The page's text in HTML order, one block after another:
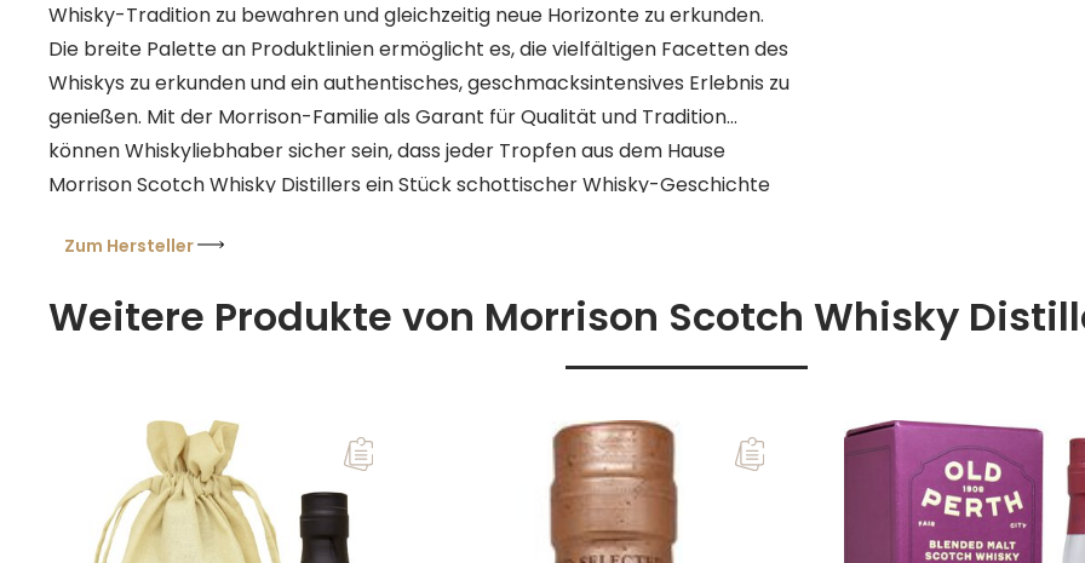
Whisky-Tradition zu bewahren und gleichzeitig neue Horizonte zu erkunden.
Die breite Palette an Produktlinien ermöglicht es, die vielfältigen Facetten des
Whiskys zu erkunden und ein authentisches, geschmacksintensives Erlebnis zu
genießen. Mit der Morrison-Familie als Garant für Qualität und Tradition
können Whiskyliebhaber sicher sein, dass jeder Tropfen aus dem Hause
Morrison Scotch Whisky Distillers ein Stück schottischer Whisky-Geschichte
Zum Hersteller
Weitere Produkte von Morrison Scotch Whisky